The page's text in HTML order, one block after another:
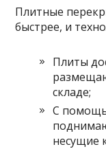
Плитные
быстрее, и
Плиты
складе;
С
несущие